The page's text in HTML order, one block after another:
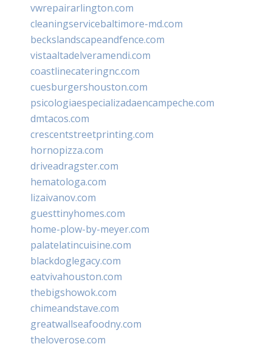
vwrepairarlington.com
cleaningservicebaltimore-md.com
beckslandscapeandfence.com
vistaaltadelveramendi.com
coastlinecateringnc.com
cuesburgershouston.com
psicologiaespecializadaencampeche.com
dmtacos.com
crescentstreetprinting.com
hornopizza.com
driveadragster.com
hematologa.com
lizaivanov.com
guesttinyhomes.com
home-plow-by-meyer.com
palatelatincuisine.com
blackdoglegacy.com
eatvivahouston.com
thebigshowok.com
chimeandstave.com
greatwallseafoodny.com
theloverose.com